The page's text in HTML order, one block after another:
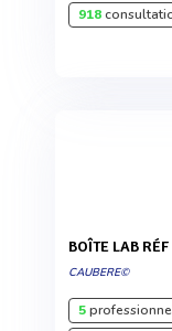
918
BOÎTE LAB
CAUBERE©
5